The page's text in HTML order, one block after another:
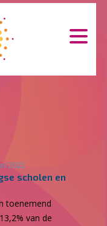
2022
scholen en
toenemend
van de